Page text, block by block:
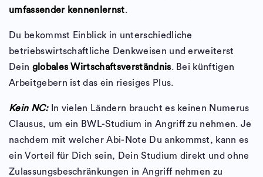
umfassender kennenlernst.
Du bekommst Einblick in unterschiedliche
betriebswirtschaftliche Denkweisen und erweiterst
Dein globales Wirtschaftsverständnis. Bei künftigen
Arbeitgebern ist das ein riesiges Plus.
Kein NC: In vielen Ländern braucht es keinen Numerus
Clausus, um ein BWL-Studium in Angriff zu nehmen. Je
nachdem mit welcher Abi-Note Du ankommst, kann es
ein Vorteil für Dich sein, Dein Studium direkt und ohne
Zulassungsbeschränkungen in Angriff nehmen zu